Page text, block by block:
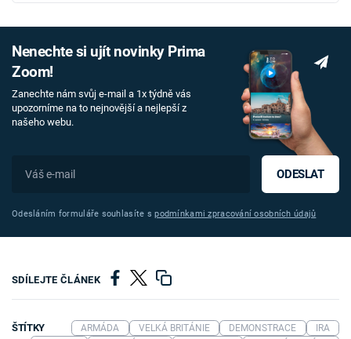
Nenechte si ujít novinky Prima
Zoom!
Zanechte nám svůj e-mail a 1x týdně vás
upozorníme na to nejnovější a nejlepší z
našeho webu.
ODESLAT
Odesláním formuláře souhlasíte spodmínkami zpracování osobních údajů
SDÍLEJTE ČLÁNEK
ŠTÍTKY ARMÁDA VELKÁ BRITÁNIE DEMONSTRACE
IRA